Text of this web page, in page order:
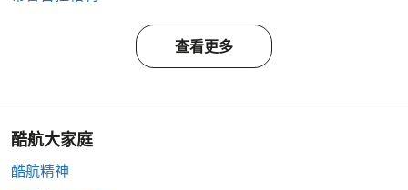
查看更多
酷航大家庭
酷航精神